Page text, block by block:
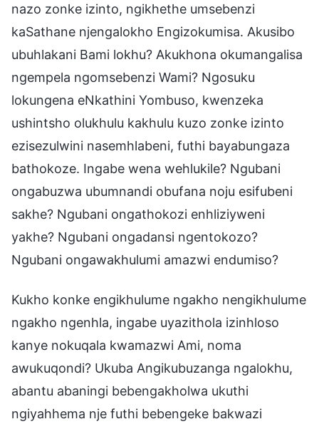
nazo zonke izinto, ngikhethe umsebenzi
kaSathane njengalokho Engizokumisa. Akusibo
ubuhlakani Bami lokhu? Akukhona okumangalisa
ngempela ngomsebenzi Wami? Ngosuku
lokungena eNkathini Yombuso, kwenzeka
ushintsho olukhulu kakhulu kuzo zonke izinto
ezisezulwini nasemhlabeni, futhi bayabungaza
bathokoze. Ingabe wena wehlukile? Ngubani
ongabuzwa ubumnandi obufana noju esifubeni
sakhe? Ngubani ongathokozi enhliziyweni
yakhe? Ngubani ongadansi ngentokozo?
Ngubani ongawakhulumi amazwi endumiso?
Kukho konke engikhulume ngakho nengikhulume
ngakho ngenhla, ingabe uyazithola izinhloso
kanye nokuqala kwamazwi Ami, noma
awukuqondi? Ukuba Angikubuzanga ngalokhu,
abantu abaningi bebengakholwa ukuthi
ngiyahhema nje futhi bebengeke bakwazi